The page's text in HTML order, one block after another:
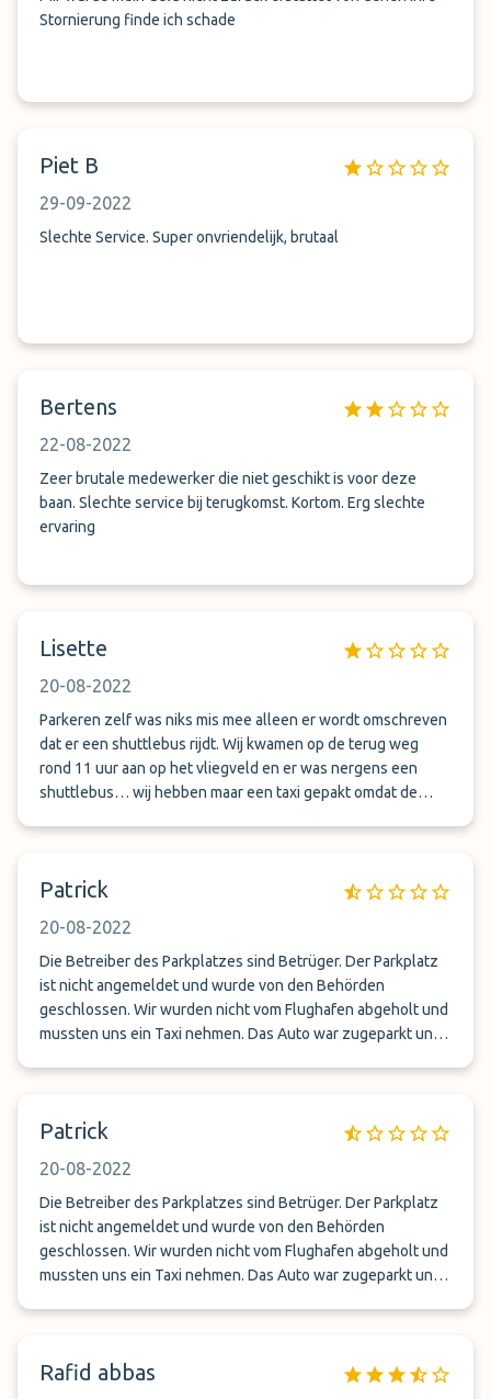
Stornierung finde ich schade
Piet B
29-09-2022
Slechte Service. Super onvriendelijk, brutaal
Bertens
22-08-2022
Zeer brutale medewerker die niet geschikt is voor deze
baan. Slechte service bij terugkomst. Kortom. Erg slechte
ervaring
Lisette
20-08-2022
Parkeren zelf was niks mis mee alleen er wordt omschreven
dat er een shuttlebus rijdt. Wij kwamen op de terug weg
rond 11 uur aan op het vliegveld en er was nergens een
shuttlebus… wij hebben maar een taxi gepakt omdat de
Patrick
20-08-2022
Die Betreiber des Parkplatzes sind Betrüger. Der Parkplatz
ist nicht angemeldet und wurde von den Behörden
geschlossen. Wir wurden nicht vom Flughafen abgeholt und
mussten uns ein Taxi nehmen. Das Auto war zugeparkt und
Patrick
20-08-2022
Die Betreiber des Parkplatzes sind Betrüger. Der Parkplatz
ist nicht angemeldet und wurde von den Behörden
geschlossen. Wir wurden nicht vom Flughafen abgeholt und
mussten uns ein Taxi nehmen. Das Auto war zugeparkt und
Rafid abbas